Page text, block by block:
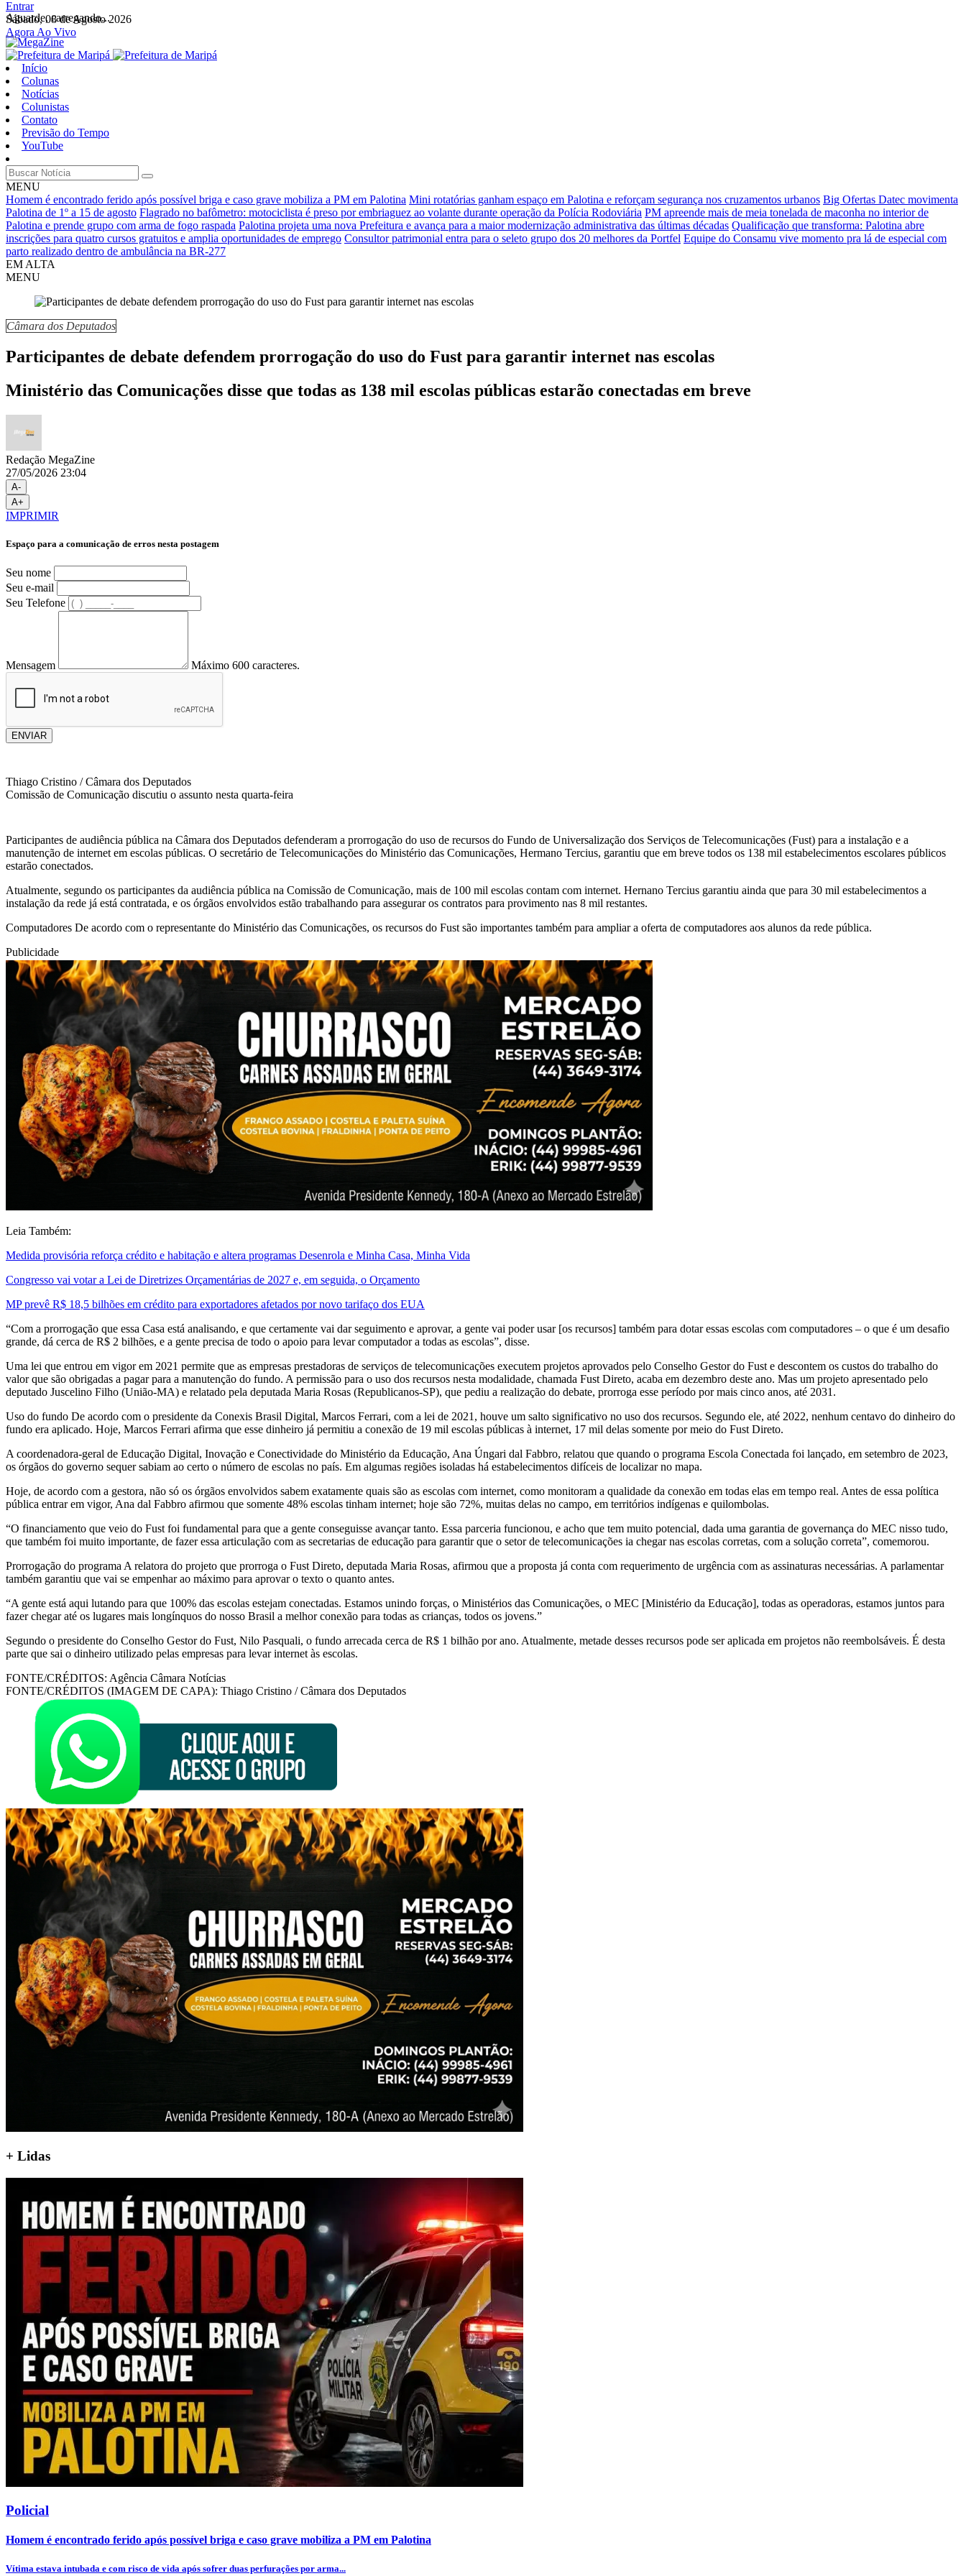
Aguarde, carregando...
Entrar
Sábado, 08 de Agosto 2026
Agora Ao Vivo
Início
Colunas
Notícias
Colunistas
Contato
Previsão do Tempo
YouTube
MENU
Homem é encontrado ferido após possível briga e caso grave mobiliza a PM em Palotina Mini rotatórias ganham espaço em Palotina e reforçam segurança nos cruzamentos urbanos Big Ofertas Datec movimenta
Palotina de 1º a 15 de agosto Flagrado no bafômetro: motociclista é preso por embriaguez ao volante durante operação da Polícia Rodoviária PM apreende mais de meia tonelada de maconha no interior de
Palotina e prende grupo com arma de fogo raspada Palotina projeta uma nova Prefeitura e avança para a maior modernização administrativa das últimas décadas Qualificação que transforma: Palotina abre
inscrições para quatro cursos gratuitos e amplia oportunidades de emprego Consultor patrimonial entra para o seleto grupo dos 20 melhores da Portfel Equipe do Consamu vive momento pra lá de especial com
parto realizado dentro de ambulância na BR-277
EM ALTA
MENU
Câmara dos Deputados
Participantes de debate defendem prorrogação do uso do Fust para garantir internet nas escolas
Ministério das Comunicações disse que todas as 138 mil escolas públicas estarão conectadas em breve
Redação MegaZine
27/05/2026 23:04
A-
A+
IMPRIMIR
Espaço para a comunicação de erros nesta postagem
Seu nome
Seu e-mail
Seu Telefone
Mensagem Máximo 600 caracteres.
ENVIAR
Thiago Cristino / Câmara dos Deputados
Comissão de Comunicação discutiu o assunto nesta quarta-feira
Participantes de audiência pública na Câmara dos Deputados defenderam a prorrogação do uso de recursos do Fundo de Universalização dos Serviços de Telecomunicações (Fust) para a instalação e a
manutenção de internet em escolas públicas. O secretário de Telecomunicações do Ministério das Comunicações, Hermano Tercius, garantiu que em breve todos os 138 mil estabelecimentos escolares públicos
estarão conectados.
Atualmente, segundo os participantes da audiência pública na Comissão de Comunicação, mais de 100 mil escolas contam com internet. Hernano Tercius garantiu ainda que para 30 mil estabelecimentos a
instalação da rede já está contratada, e os órgãos envolvidos estão trabalhando para assegurar os contratos para provimento nas 8 mil restantes.
Computadores De acordo com o representante do Ministério das Comunicações, os recursos do Fust são importantes também para ampliar a oferta de computadores aos alunos da rede pública.
Publicidade
Leia Também:
Medida provisória reforça crédito e habitação e altera programas Desenrola e Minha Casa, Minha Vida
Congresso vai votar a Lei de Diretrizes Orçamentárias de 2027 e, em seguida, o Orçamento
MP prevê R$ 18,5 bilhões em crédito para exportadores afetados por novo tarifaço dos EUA
“Com a prorrogação que essa Casa está analisando, e que certamente vai dar seguimento e aprovar, a gente vai poder usar [os recursos] também para dotar essas escolas com computadores – o que é um desafio
grande, dá cerca de R$ 2 bilhões, e a gente precisa de todo o apoio para levar computador a todas as escolas”, disse.
Uma lei que entrou em vigor em 2021 permite que as empresas prestadoras de serviços de telecomunicações executem projetos aprovados pelo Conselho Gestor do Fust e descontem os custos do trabalho do
valor que são obrigadas a pagar para a manutenção do fundo. A permissão para o uso dos recursos nesta modalidade, chamada Fust Direto, acaba em dezembro deste ano. Mas um projeto apresentado pelo
deputado Juscelino Filho (União-MA) e relatado pela deputada Maria Rosas (Republicanos-SP), que pediu a realização do debate, prorroga esse período por mais cinco anos, até 2031.
Uso do fundo De acordo com o presidente da Conexis Brasil Digital, Marcos Ferrari, com a lei de 2021, houve um salto significativo no uso dos recursos. Segundo ele, até 2022, nenhum centavo do dinheiro do
fundo era aplicado. Hoje, Marcos Ferrari afirma que esse dinheiro já permitiu a conexão de 19 mil escolas públicas à internet, 17 mil delas somente por meio do Fust Direto.
A coordenadora-geral de Educação Digital, Inovação e Conectividade do Ministério da Educação, Ana Úngari dal Fabbro, relatou que quando o programa Escola Conectada foi lançado, em setembro de 2023,
os órgãos do governo sequer sabiam ao certo o número de escolas no país. Em algumas regiões isoladas há estabelecimentos difíceis de localizar no mapa.
Hoje, de acordo com a gestora, não só os órgãos envolvidos sabem exatamente quais são as escolas com internet, como monitoram a qualidade da conexão em todas elas em tempo real. Antes de essa política
pública entrar em vigor, Ana dal Fabbro afirmou que somente 48% escolas tinham internet; hoje são 72%, muitas delas no campo, em territórios indígenas e quilombolas.
“O financiamento que veio do Fust foi fundamental para que a gente conseguisse avançar tanto. Essa parceria funcionou, e acho que tem muito potencial, dada uma garantia de governança do MEC nisso tudo,
que também foi muito importante, de fazer essa articulação com as secretarias de educação para garantir que o setor de telecomunicações ia chegar nas escolas corretas, com a solução correta”, comemorou.
Prorrogação do programa A relatora do projeto que prorroga o Fust Direto, deputada Maria Rosas, afirmou que a proposta já conta com requerimento de urgência com as assinaturas necessárias. A parlamentar
também garantiu que vai se empenhar ao máximo para aprovar o texto o quanto antes.
“A gente está aqui lutando para que 100% das escolas estejam conectadas. Estamos unindo forças, o Ministérios das Comunicações, o MEC [Ministério da Educação], todas as operadoras, estamos juntos para
fazer chegar até os lugares mais longínquos do nosso Brasil a melhor conexão para todas as crianças, todos os jovens.”
Segundo o presidente do Conselho Gestor do Fust, Nilo Pasquali, o fundo arrecada cerca de R$ 1 bilhão por ano. Atualmente, metade desses recursos pode ser aplicada em projetos não reembolsáveis. É desta
parte que sai o dinheiro utilizado pelas empresas para levar internet às escolas.
FONTE/CRÉDITOS: Agência Câmara Notícias
FONTE/CRÉDITOS (IMAGEM DE CAPA): Thiago Cristino / Câmara dos Deputados
+ Lidas
Policial
Homem é encontrado ferido após possível briga e caso grave mobiliza a PM em Palotina
Vítima estava intubada e com risco de vida após sofrer duas perfurações por arma...